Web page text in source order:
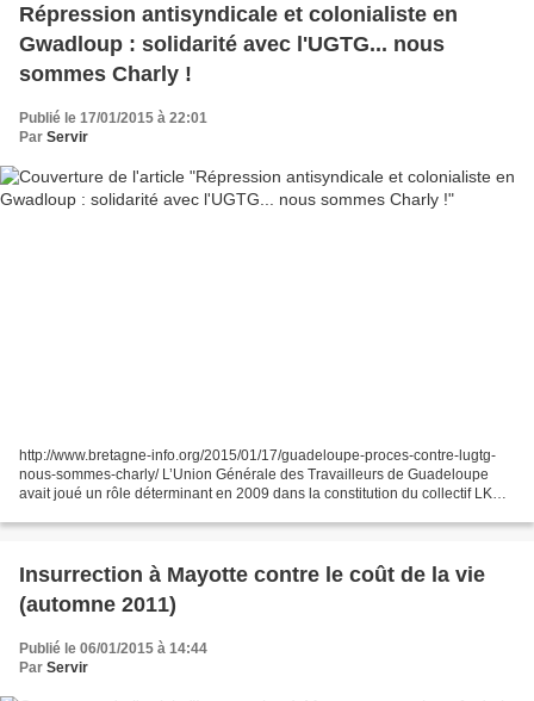
Répression antisyndicale et colonialiste en
Gwadloup : solidarité avec l'UGTG... nous
sommes Charly !
Publié le 17/01/2015 à 22:01
Par Servir
http://www.bretagne-info.org/2015/01/17/guadeloupe-proces-contre-lugtg-
nous-sommes-charly/ L’Union Générale des Travailleurs de Guadeloupe
avait joué un rôle déterminant en 2009 dans la constitution du collectif LKP
Insurrection à Mayotte contre le coût de la vie
(automne 2011)
Publié le 06/01/2015 à 14:44
Par Servir